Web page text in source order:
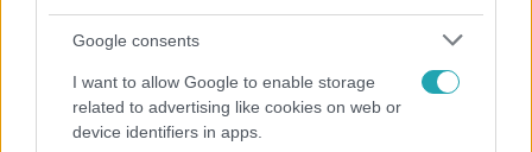
Google consents
I want to allow Google to enable storage
related to advertising like cookies on web or
device identifiers in apps.
Reggeli
„Magyarként nekem nagyon fura volt” – Pusztai